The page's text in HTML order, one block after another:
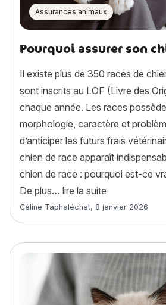
Assurances animaux
Pourquoi assurer son
Il existe plus de 350 races de
sont inscrits au LOF (Livre des
chaque année. Les races
morphologie, caractère et
d’anticiper les futurs frais
chien de race apparaît
chien de race : pourquoi est-ce
De plus… lire la suite
Article rédigé par
Céline Taphaléchat, 8 janvier 2026